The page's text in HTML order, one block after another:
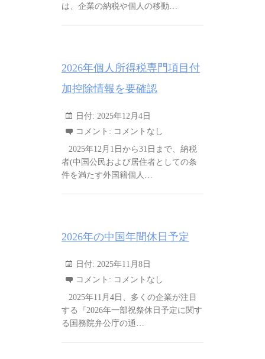
は、企業の納税や個人の移動…
2026年個人所得税専門項目付
加控除情報を要確認
日付: 2025年12月4日
コメント: コメントなし
2025年12月1日から31日まで、納税
者(中国公民および居住者としての条
件を満たす外国籍個人…
2026年の中国年間休日予定
日付: 2025年11月8日
コメント: コメントなし
2025年11月4日、多くの企業が注目
する『2026年一部祝祭休日予定に関す
る国務院弁公庁の通…